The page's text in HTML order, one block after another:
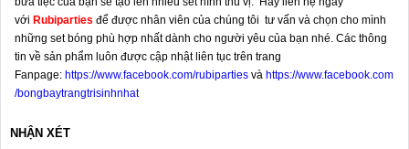
với Rubiparties để được nhân viên của chúng tôi tư vấn và chọn cho mình
những set bóng phù hợp nhất dành cho người yêu của bạn nhé. Các thông
tin về sản phẩm luôn được cập nhật liên tục trên trang
Fanpage: https://www.facebook.com/rubiparties và https://www.facebook.com
/bongbaytrangtrisinhnhat
NHẬN XÉT